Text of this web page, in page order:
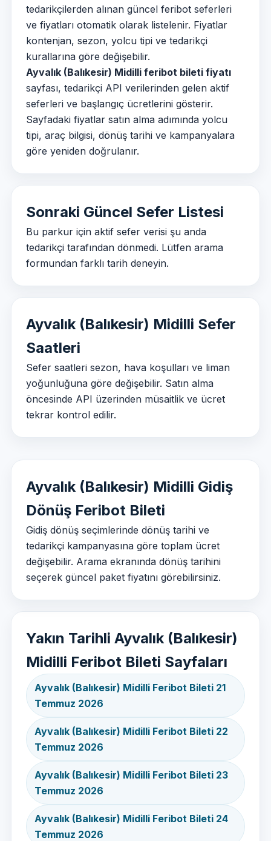
tedarikçilerden alınan güncel feribot seferleri
ve fiyatları otomatik olarak listelenir. Fiyatlar
kontenjan, sezon, yolcu tipi ve tedarikçi
kurallarına göre değişebilir.
Ayvalık (Balıkesir) Midilli feribot bileti fiyatı
sayfası, tedarikçi API verilerinden gelen aktif
seferleri ve başlangıç ücretlerini gösterir.
Sayfadaki fiyatlar satın alma adımında yolcu
tipi, araç bilgisi, dönüş tarihi ve kampanyalara
göre yeniden doğrulanır.
Sonraki Güncel Sefer Listesi
Bu parkur için aktif sefer verisi şu anda
tedarikçi tarafından dönmedi. Lütfen arama
formundan farklı tarih deneyin.
Ayvalık (Balıkesir) Midilli Sefer
Saatleri
Sefer saatleri sezon, hava koşulları ve liman
yoğunluğuna göre değişebilir. Satın alma
öncesinde API üzerinden müsaitlik ve ücret
tekrar kontrol edilir.
Ayvalık (Balıkesir) Midilli Gidiş
Dönüş Feribot Bileti
Gidiş dönüş seçimlerinde dönüş tarihi ve
tedarikçi kampanyasına göre toplam ücret
değişebilir. Arama ekranında dönüş tarihini
seçerek güncel paket fiyatını görebilirsiniz.
Yakın Tarihli Ayvalık (Balıkesir)
Midilli Feribot Bileti Sayfaları
Ayvalık (Balıkesir) Midilli Feribot Bileti 21
Temmuz 2026
Ayvalık (Balıkesir) Midilli Feribot Bileti 22
Temmuz 2026
Ayvalık (Balıkesir) Midilli Feribot Bileti 23
Temmuz 2026
Ayvalık (Balıkesir) Midilli Feribot Bileti 24
Temmuz 2026